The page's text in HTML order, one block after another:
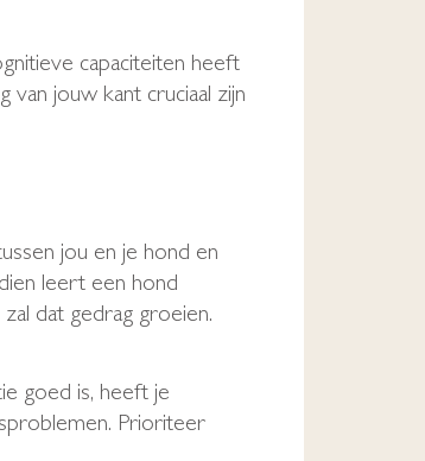
capaciteiten heeft
jouw kant cruciaal zijn
jou en je hond en
leert een hond
dat gedrag groeien.
goed is, heeft je
Prioriteer